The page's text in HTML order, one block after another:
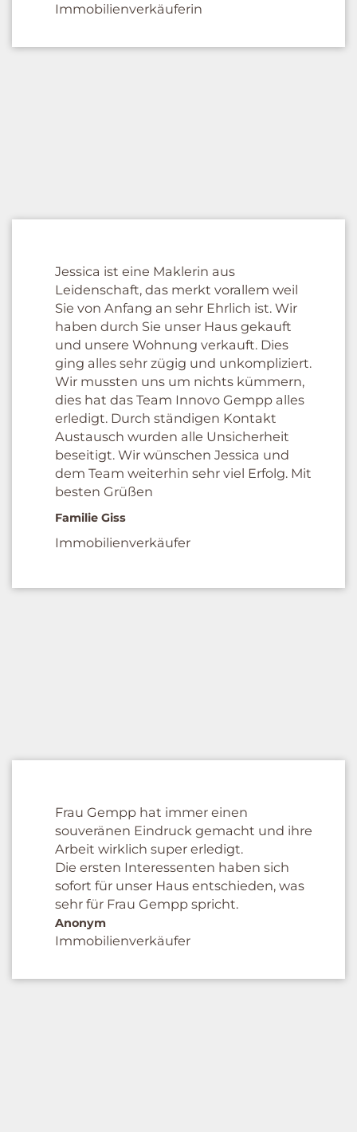
Immobilienverkäuferin
Jessica ist eine Maklerin aus
Leidenschaft, das merkt vorallem weil
Sie von Anfang an sehr Ehrlich ist. Wir
haben durch Sie unser Haus gekauft
und unsere Wohnung verkauft. Dies
ging alles sehr zügig und unkompliziert.
Wir mussten uns um nichts kümmern,
dies hat das Team Innovo Gempp alles
erledigt. Durch ständigen Kontakt
Austausch wurden alle Unsicherheit
beseitigt. Wir wünschen Jessica und
dem Team weiterhin sehr viel Erfolg. Mit
besten Grüßen
Familie Giss
Immobilienverkäufer
Frau Gempp hat immer einen
souveränen Eindruck gemacht und ihre
Arbeit wirklich super erledigt.
Die ersten Interessenten haben sich
sofort für unser Haus entschieden, was
sehr für Frau Gempp spricht.
Anonym
Immobilienverkäufer